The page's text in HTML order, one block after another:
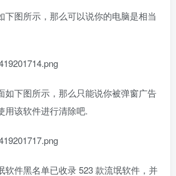
下图所示，那么可以说你的电脑是相当
如下图所示，那么只能说你被弹窗广告
用该软件进行清除吧.
软件黑名单已收录 523 款流氓软件，并